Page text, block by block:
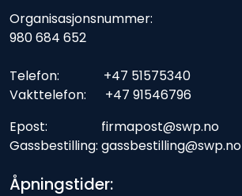
Organisasjonsnummer:
980 684 652
Telefon: +47 51575340
Vakttelefon: +47 91546796
Epost: firmapost@swp.no
Gassbestilling: gassbestilling@swp.no
Åpningstider: